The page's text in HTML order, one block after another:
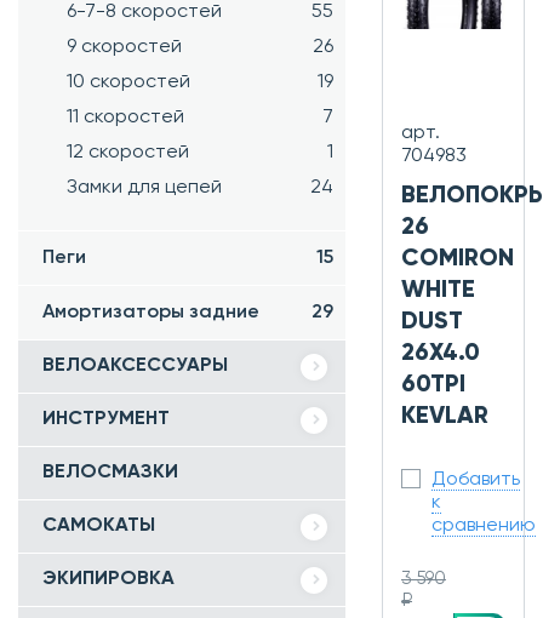
6-7-8 скоростей
55
9 скоростей
26
10 скоростей
19
11 скоростей
7
12 скоростей
1
Замки для цепей
24
Пеги 15
Амортизаторы задние 29
ВЕЛОАКСЕССУАРЫ
ИНСТРУМЕНТ
ВЕЛОСМАЗКИ
САМОКАТЫ
ЭКИПИРОВКА
арт.
704983
26
COMIRON
WHITE
DUST
26X4.0
60TPI
KEVLAR
Добавить
к
сравнению
3 590
₽